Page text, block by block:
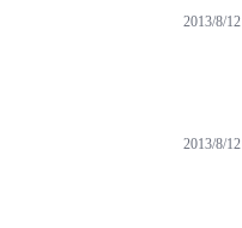
2013/8/12
2013/8/12